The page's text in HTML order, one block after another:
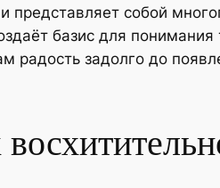
представляет собой
базис для понимания
радость задолго до